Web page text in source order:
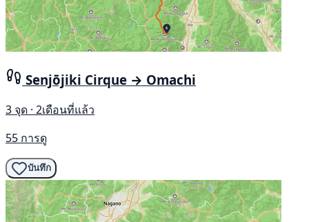
Senjōjiki Cirque → Omachi
3 จุด · 2เดือนที่แล้ว
55 การดู
บันทึก